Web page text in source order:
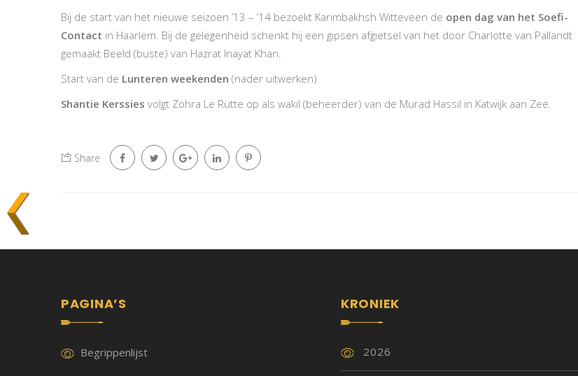
Bij de start van het nieuwe seizoen ’13 – ’14 bezoekt Karimbakhsh Witteveen de open dag van het Soefi-
Contact in Haarlem. Bij de gelegenheid schenkt hij een gipsen afgietsel van het door Charlotte van Pallandt
gemaakt Beeld (buste) van Hazrat Inayat Khan.
Start van de Lunteren weekenden (nader uitwerken)
Shantie Kerssies volgt Zohra Le Rütte op als wakil (beheerder) van de Murad Hassil in Katwijk aan Zee.
Share
PAGINA’S
Begrippenlijst
KRONIEK
2026